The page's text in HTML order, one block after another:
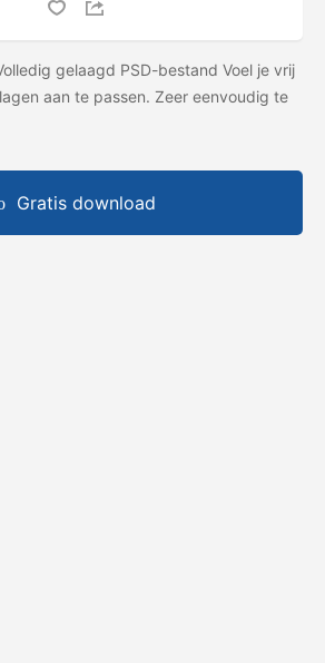
gelaagd PSD-bestand Voel je vrij
aan te passen. Zeer eenvoudig te
Gratis download